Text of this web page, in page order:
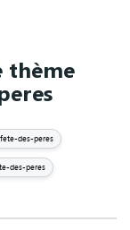
thème
des-peres
des-peres